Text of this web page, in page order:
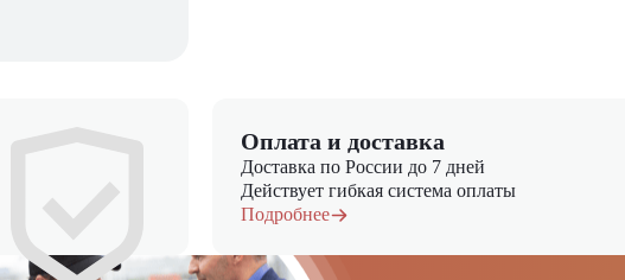
Оплата и доставка
Доставка по России до 7 дней
Действует гибкая система оплаты
Подробнее